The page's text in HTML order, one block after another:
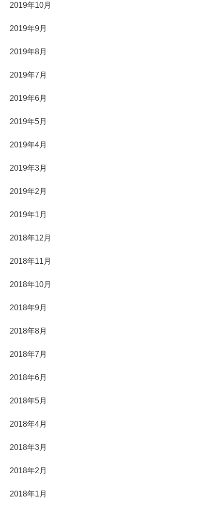
2019年10月
2019年9月
2019年8月
2019年7月
2019年6月
2019年5月
2019年4月
2019年3月
2019年2月
2019年1月
2018年12月
2018年11月
2018年10月
2018年9月
2018年8月
2018年7月
2018年6月
2018年5月
2018年4月
2018年3月
2018年2月
2018年1月